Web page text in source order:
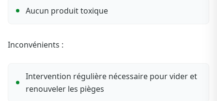
Aucun produit toxique
Inconvénients :
Intervention régulière nécessaire pour vider et
renouveler les pièges